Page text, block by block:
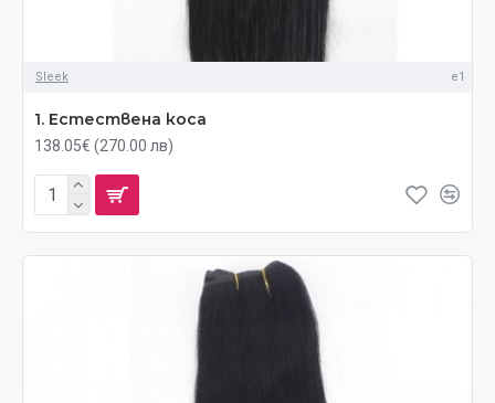
Sleek e1
1. Естествена коса
138.05€ (270.00 лв)